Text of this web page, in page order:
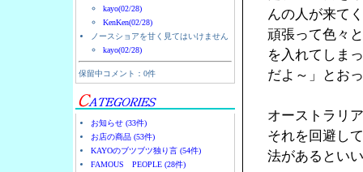
kayo(02/28)
KenKen(02/28)
ノースショアを甘く見てはいけません
kayo(02/28)
保留中コメント：0件
お知らせ (33件)
お店の商品 (53件)
KAYOのブツブツ独り言 (54件)
FAMOUS PEOPLE (28件)
んの人が来て
頑張って色々
を入れてしま
だよ～」とお
オーストラリ
それを回避し
法があるとい